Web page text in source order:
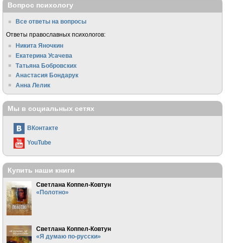
Вопрос психологу
Все ответы на вопросы
Ответы православных психологов:
Никита Яночкин
Екатерина Усачева
Татьяна Бобровских
Анастасия Бондарук
Анна Лелик
Мы в социальных сетях
ВКонтакте
YouTube
Купить наши книги
Светлана Коппел-Ковтун
«Полотно»
Светлана Коппел-Ковтун
«Я думаю по-русски»